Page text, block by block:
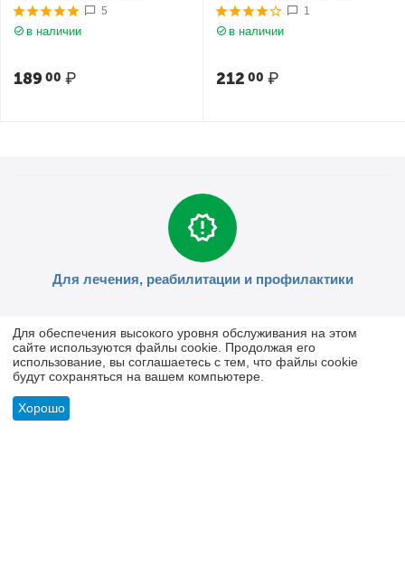
5
в наличии
18900 ₽
1
в наличии
212 00 ₽
Для лечения, реабилитации и профилактики
Отсутствие негативного воздействия на организм
Для обеспечения высокого уровня обслуживания на этом
сайте используются файлы cookie. Продолжая его
использование, вы соглашаетесь с тем, что файлы cookie
будут сохраняться на вашем компьютере.
Хорошо